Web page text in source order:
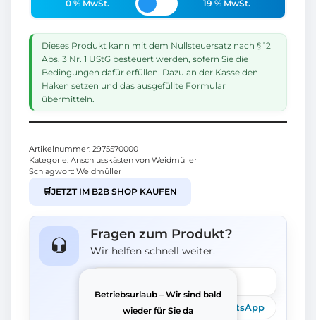
Betriebsurlaub – Wir sind bald
wieder für Sie da
0 % MwSt. 19 % MwSt.
Dieses Produkt kann mit dem Nullsteuersatz nach § 12
Abs. 3 Nr. 1 UStG besteuert werden, sofern Sie die
Bedingungen dafür erfüllen. Dazu an der Kasse den
Haken setzen und das ausgefüllte Formular
übermitteln.
Artikelnummer: 2975570000
Kategorie: Anschlusskästen von Weidmüller
Schlagwort: Weidmüller
🛒JETZT IM B2B SHOP KAUFEN
Fragen zum Produkt?
Wir helfen schnell weiter.
Telefon E-Mail WhatsApp